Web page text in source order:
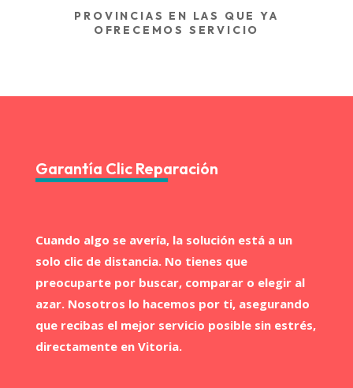
PROVINCIAS EN LAS QUE YA
OFRECEMOS SERVICIO
Garantía Clic Reparación
Cuando algo se avería, la solución está a un
solo clic de distancia. No tienes que
preocuparte por buscar, comparar o elegir al
azar. Nosotros lo hacemos por ti, asegurando
que recibas el mejor servicio posible sin estrés,
directamente en Vitoria.